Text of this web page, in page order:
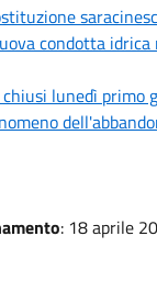
condotta
lunedì primo
: 18 aprile